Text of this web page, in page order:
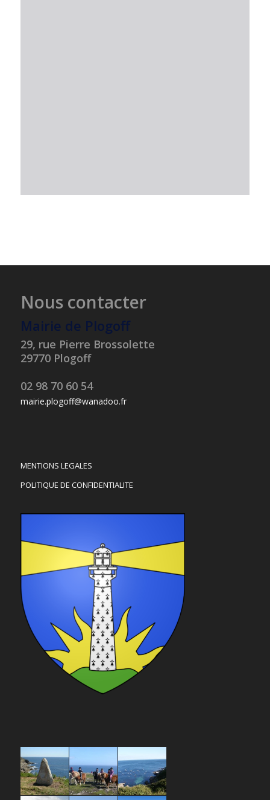
Nous contacter
Mairie de Plogoff
29, rue Pierre Brossolette
29770 Plogoff
02 98 70 60 54
mairie.plogoff@wanadoo.fr
MENTIONS LEGALES
POLITIQUE DE CONFIDENTIALITE